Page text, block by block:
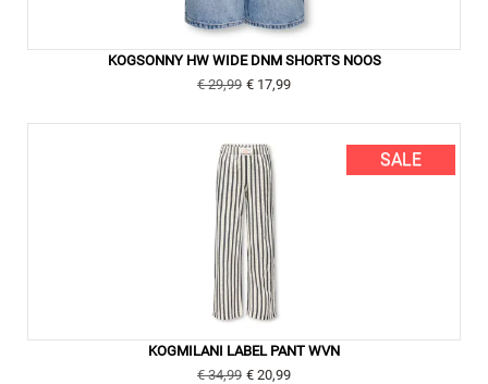
KOGSONNY HW WIDE DNM SHORTS NOOS
€ 29,99 € 17,99
SALE
KOGMILANI LABEL PANT WVN
€ 34,99 € 20,99